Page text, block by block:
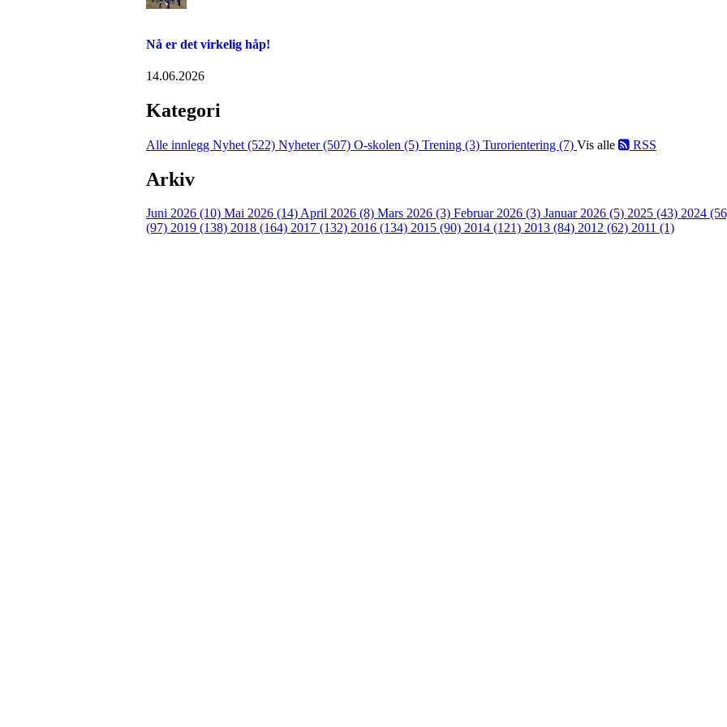
Nå er det virkelig håp!
14.06.2026
Kategori
Alle innlegg Nyhet (522) Nyheter (507) O-skolen (5) Trening (3) Turorientering (7) Vis alle RSS
Arkiv
Juni 2026 (10) Mai 2026 (14)April 2026 (8) Mars 2026 (3) Februar 2026 (3) Januar 2026 (5) 2025 (43) 2024
(97) 2019 (138) 2018 (164) 2017 (132) 2016 (134) 2015 (90) 2014 (121) 2013 (84) 2012 (62) 2011 (1)